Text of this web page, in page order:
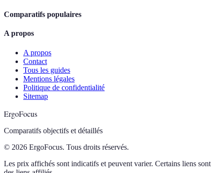
Comparatifs populaires
A propos
A propos
Contact
Tous les guides
Mentions légales
Politique de confidentialité
Sitemap
ErgoFocus
Comparatifs objectifs et détaillés
© 2026 ErgoFocus. Tous droits réservés.
Les prix affichés sont indicatifs et peuvent varier. Certains liens sont